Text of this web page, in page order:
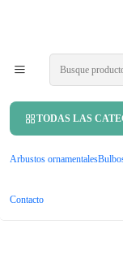
TODAS LAS
Arbustos ornamentales
Contacto
APROVECHA UN
Inicio